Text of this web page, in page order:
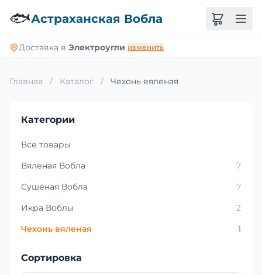
🐟Астраханская Вобла
Доставка в Электроугли изменить
Главная / Каталог / Чехонь вяленая
Категории
Все товары
Вяленая Вобла
7
Сушёная Вобла
7
Икра Воблы
2
Чехонь вяленая
1
Сортировка